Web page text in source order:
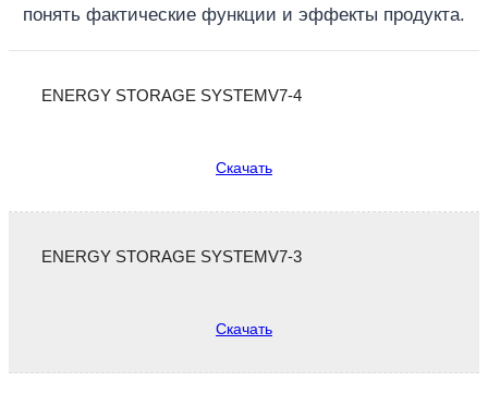
понять фактические функции и эффекты продукта.
ENERGY STORAGE SYSTEMV7-4
Скачать
ENERGY STORAGE SYSTEMV7-3
Скачать